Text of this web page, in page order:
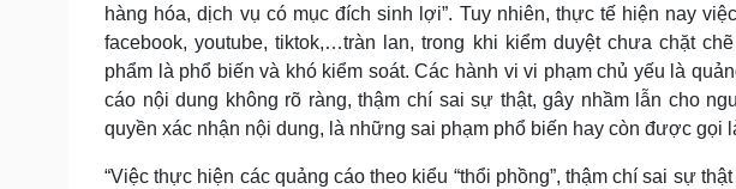
hàng hóa, dịch vụ có mục đích sinh lợi”. Tuy nhiên, thực tế hiện nay
facebook, youtube, tiktok,…tràn lan, trong khi kiểm duyệt chưa chặt
phẩm là phổ biến và khó kiểm soát. Các hành vi vi phạm chủ yếu là
cáo nội dung không rõ ràng, thậm chí sai sự thật, gây nhầm lẫn cho
quyền xác nhận nội dung, là những sai phạm phổ biến hay còn được gọi
“Việc thực hiện các quảng cáo theo kiểu “thổi phồng”, thậm chí sai sự